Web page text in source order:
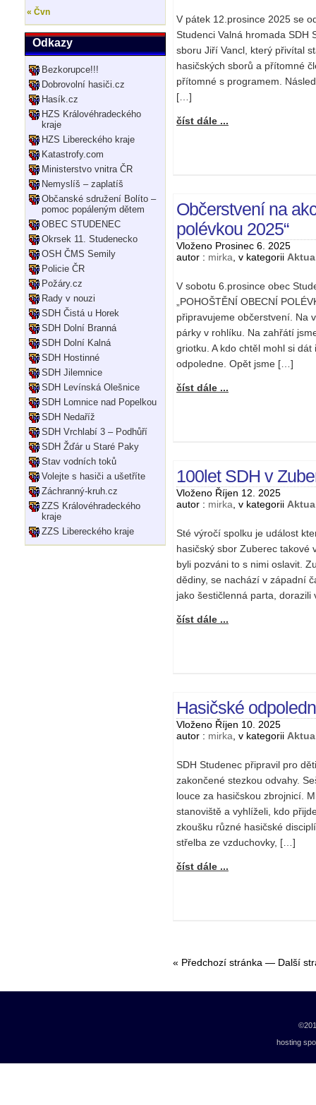
V pátek 12.prosince 2025 se
Studenci Valná hromada SDH
sboru Jiří Vancl, který přivítal
hasičských sborů a přítomné
přítomné s programem.
[…]
číst dále ...
Občerstvení na
polévkou 2025“
Vloženo Prosinec 6. 2025
autor : mirka , v kategorii
V sobotu 6.prosince obec
„POHOŠTĚNÍ OBECNÍ
připravujeme občerstvení. Na
párky v rohlíku. Na zahřátí
griotku. A kdo chtěl mohl si
odpoledne. Opět jsme […]
číst dále ...
100let SDH v
Vloženo Říjen 12. 2025
autor : mirka , v kategorii
Sté výročí spolku je událost
hasičský sbor Zuberec takové
byli pozváni to s nimi oslavit.
dědiny, se nachází v západní
jako šestičlenná parta,
číst dále ...
Hasičské
Vloženo Říjen 10. 2025
autor : mirka , v kategorii
SDH Studenec připravil pro
zakončené stezkou odvahy.
louce za hasičskou zbrojnicí.
stanoviště a vyhlíželi, kdo
zkoušku různé hasičské
střelba ze vzduchovky, […]
číst dále ...
« Předchozí stránka — Další
« Čvn
Odkazy
Bezkorupce!!!
Dobrovolní hasiči.cz
Hasík.cz
HZS Královéhradeckého
kraje
HZS Libereckého kraje
Katastrofy.com
Ministerstvo vnitra ČR
Nemyslíš – zaplatíš
Občanské sdružení Bolíto –
pomoc popáleným dětem
OBEC STUDENEC
Okrsek 11. Studenecko
OSH ČMS Semily
Policie ČR
Požáry.cz
Rady v nouzi
SDH Čistá u Horek
SDH Dolní Branná
SDH Dolní Kalná
SDH Hostinné
SDH Jilemnice
SDH Levínská Olešnice
SDH Lomnice nad Popelkou
SDH Nedaříž
SDH Vrchlabí 3 – Podhůří
SDH Žďár u Staré Paky
Stav vodních toků
Volejte s hasiči a ušetříte
Záchranný-kruh.cz
ZZS Královéhradeckého
kraje
ZZS Libereckého kraje
hosting